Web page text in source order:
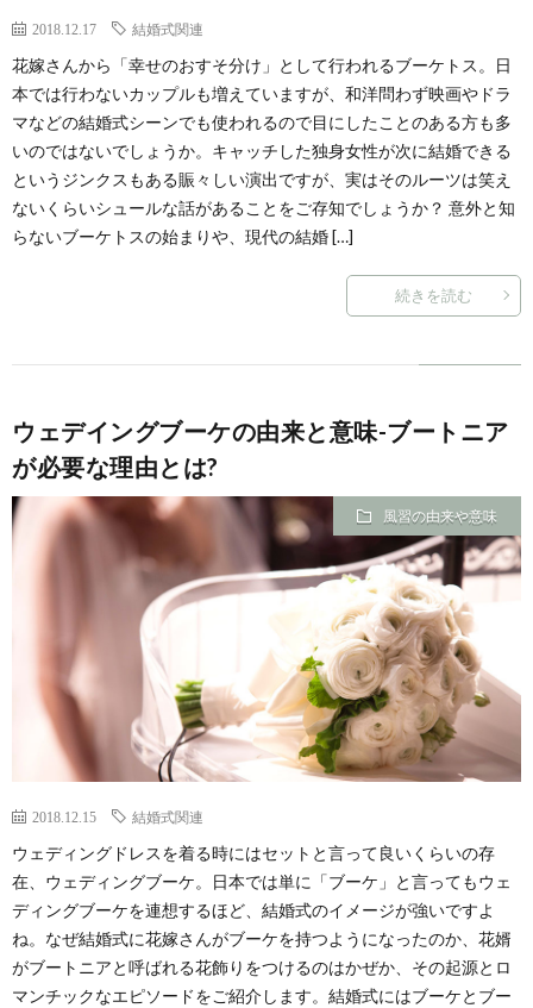
2018.12.17 結婚式関連
花嫁さんから「幸せのおすそ分け」として行われるブーケトス。日
本では行わないカップルも増えていますが、和洋問わず映画やドラ
マなどの結婚式シーンでも使われるので目にしたことのある方も多
いのではないでしょうか。キャッチした独身女性が次に結婚できる
というジンクスもある賑々しい演出ですが、実はそのルーツは笑え
ないくらいシュールな話があることをご存知でしょうか？ 意外と知
らないブーケトスの始まりや、現代の結婚 […]
続きを読む
ウェデイングブーケの由来と意味-ブートニア
が必要な理由とは?
風習の由来や意味
2018.12.15 結婚式関連
ウェディングドレスを着る時にはセットと言って良いくらいの存
在、ウェディングブーケ。日本では単に「ブーケ」と言ってもウェ
ディングブーケを連想するほど、結婚式のイメージが強いですよ
ね。なぜ結婚式に花嫁さんがブーケを持つようになったのか、花婿
がブートニアと呼ばれる花飾りをつけるのはかぜか、その起源とロ
マンチックなエピソードをご紹介します。結婚式にはブーケとブー